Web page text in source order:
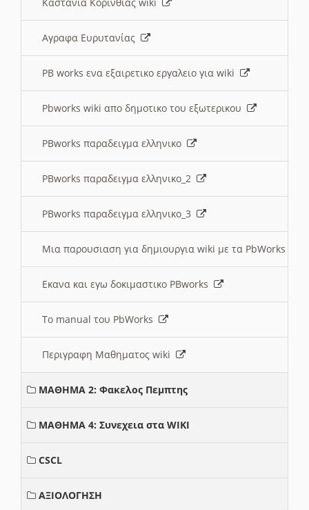
Αγραφα Ευρυτανίας
PB works ενα εξαιρετικο εργαλειο για wiki
Pbworks wiki απο δημοτικο του εξωτερικου
PBworks παραδειγμα ελληνικο
PBworks παραδειγμα ελληνικο_2
PBworks παραδειγμα ελληνικο_3
Μια παρουσιαση για δημιουργια wiki με τα PbWorks
Εκανα και εγω δοκιμαστικο PBworks
Το manual του PbWorks
Περιγραφη Μαθηματος wiki
ΜΑΘΗΜΑ 2: Φακελος Πεμπτης
ΜΑΘΗΜΑ 4: Συνεχεια στα WIKI
CSCL
ΑΞΙΟΛΟΓΗΣΗ